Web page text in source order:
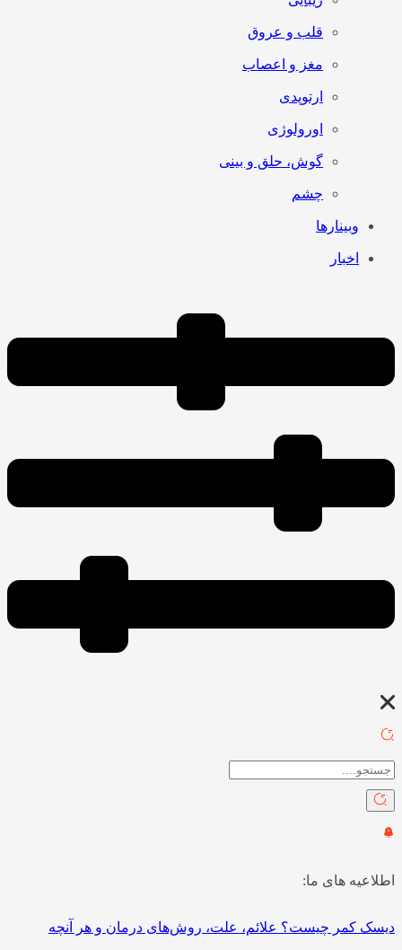
قلب و عروق
مغز و اعصاب
ارتوپدی
اورولوژی
گوش، حلق و بینی
چشم
وبینارها
اخبار
اطلاعیه های ما:
دیسک کمر چیست؟ علائم، علت، روش‌های درمان و هر آنچه